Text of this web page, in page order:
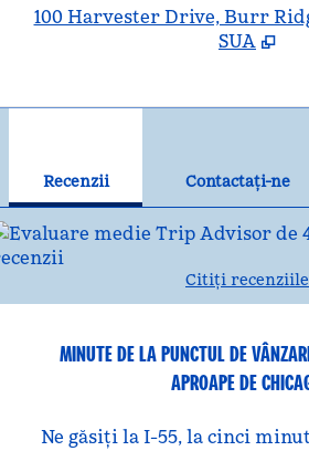
100 Harvester Drive, Burr
SUA
Recenzii Contactaţi-ne
Citiți recenziile
MINUTE DE LA PUNCTUL DE
APROAPE DE
Ne găsiți la I-55, la cinci